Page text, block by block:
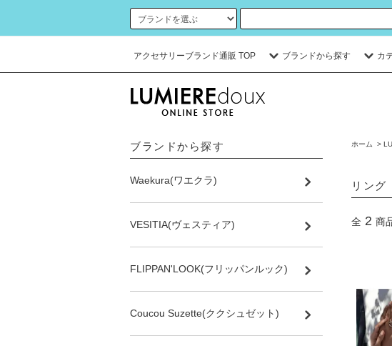
アクセサリーブランド通販 TOP ブランドから探す カ
ホーム >
リング
全 2 商
ブランドから探す
Waekura(ワエクラ)
VESITIA(ヴェスティア)
FLIPPAN'LOOK(フリッパンルック)
Coucou Suzette(ククシュゼット)